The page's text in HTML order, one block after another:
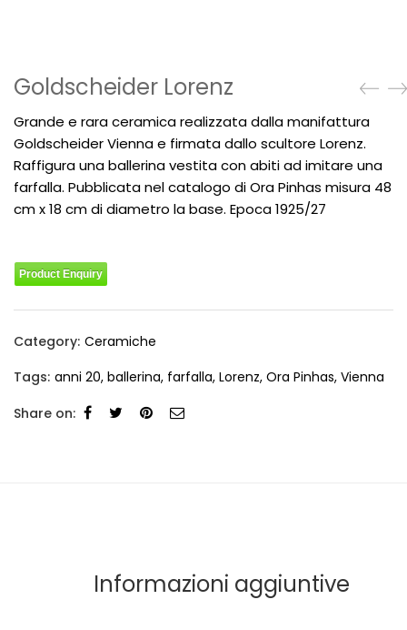
Goldscheider Lorenz
Grande e rara ceramica realizzata dalla manifattura
Goldscheider Viennae firmata dallo scultore Lorenz.
Raffigura una ballerina vestita con abiti ad imitare una
farfalla. Pubblicata nel catalogo di Ora Pinhas misura 48
cm x 18 cm di diametro la base. Epoca 1925/27
Product Enquiry
Category: Ceramiche
Tags: anni 20, ballerina, farfalla, Lorenz, Ora Pinhas, Vienna
Share on:
Informazioni aggiuntive